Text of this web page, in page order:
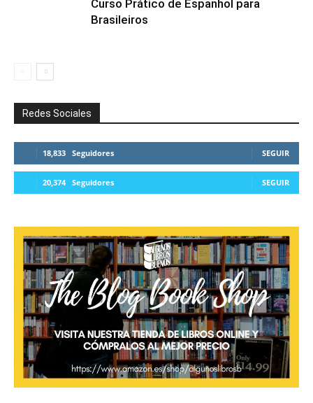
Curso Prático de Espanhol para
Brasileiros
Redes Sociales
18,833 Seguidores SEGUIR
20,374 Seguidores SEGUIR